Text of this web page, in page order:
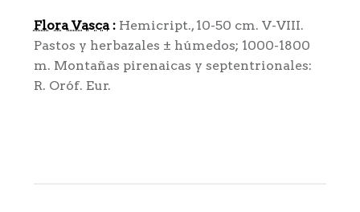
Flora Vasca:Hemicript., 10-50 cm. V-VIII.
Pastos y herbazales ± húmedos; 1000-1800
m. Montañas pirenaicas y septentrionales:
R. Oróf. Eur.